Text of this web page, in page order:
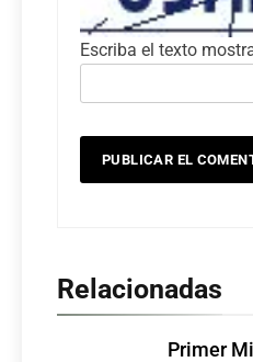
Escriba el texto
Relacionadas
Primer